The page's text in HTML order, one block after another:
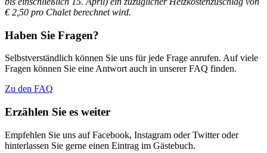
€ 2,50 pro Chalet berechnet wird.
Haben Sie Fragen?
Selbstverständlich können Sie uns für jede Frage anrufen. Auf viele
Fragen können Sie eine Antwort auch in unserer FAQ finden.
Zu den FAQ
Erzählen Sie es weiter
Empfehlen Sie uns auf Facebook, Instagram oder Twitter oder
hinterlassen Sie gerne einen Eintrag im Gästebuch.